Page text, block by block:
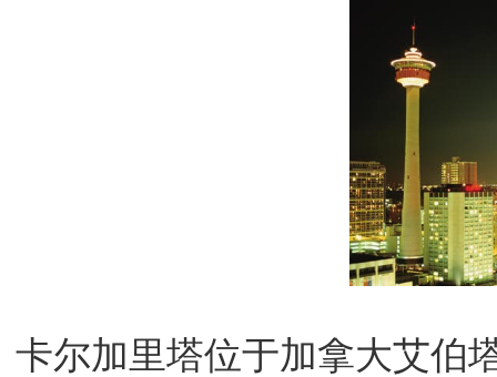
卡尔加里塔位于加拿大艾伯